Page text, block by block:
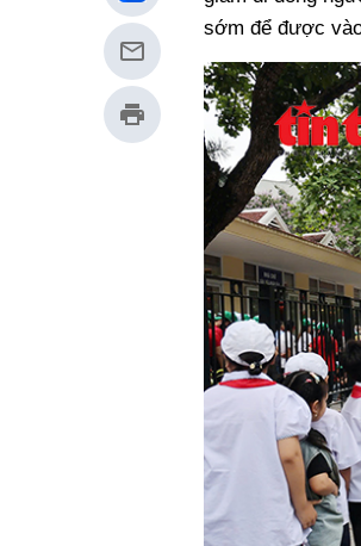
sớm để được